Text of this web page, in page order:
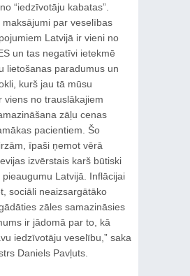
“iedzīvotāju kabatas”.
maksājumi par veselības
Latvijā ir vieni no
un tas negatīvi ietekmē
lietošanas paradumus un
kurš jau tā mūsu
viens no trauslākajiem
zāļu cenas
pacientiem. Šo
īpaši ņemot vērā
izvērstais karš būtiski
Latvijā. Inflācijai
sociāli neaizsargātāko
zāles samazināsies
ir jādomā par to, kā
iedzīvotāju veselību,” saka
Daniels Pavļuts.